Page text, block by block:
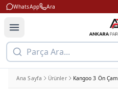
WhatsApp Ara
Parça Ara...
Ana Sayfa Ürünler